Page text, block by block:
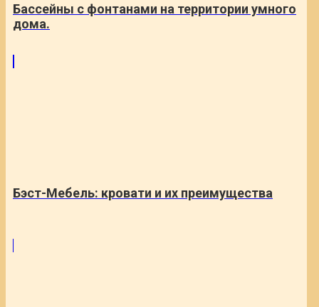
Бассейны с фонтанами на территории умного
дома.
Бэст-Мебель: кровати и их преимущества